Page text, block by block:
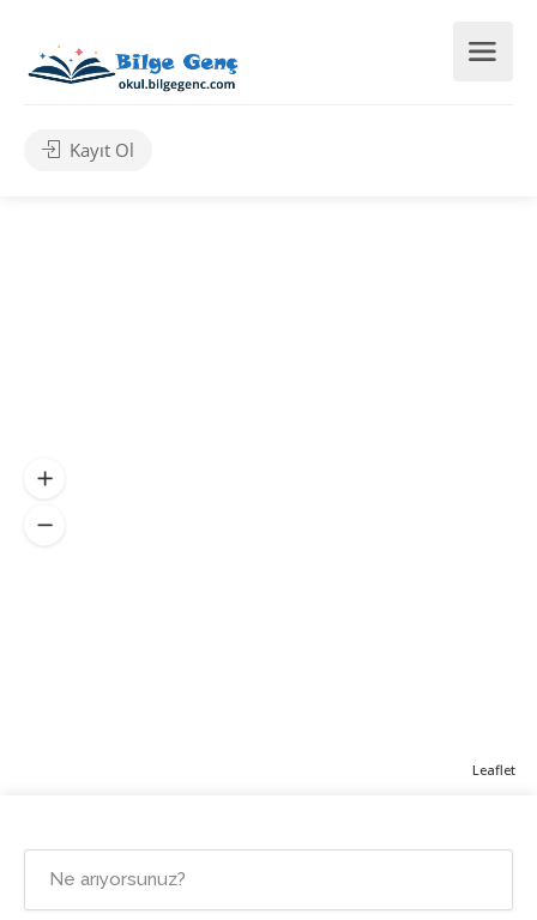
Kayıt Ol
Leaflet